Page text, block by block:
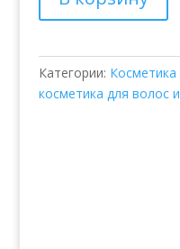
для
использования
Категории:
косметика для волос